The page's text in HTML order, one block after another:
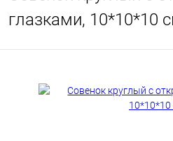
глазками, 10*10*10